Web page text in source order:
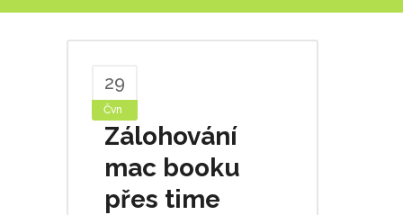
29
Čvn
Zálohování
mac booku
přes time